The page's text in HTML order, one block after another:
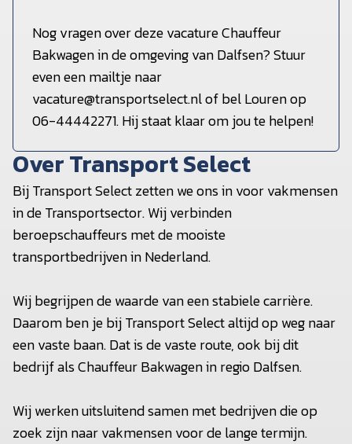
Nog vragen over deze vacature Chauffeur
Bakwagen in de omgeving van Dalfsen? Stuur
even een mailtje naar
vacature@transportselect.nl of bel Louren op
06-44442271. Hij staat klaar om jou te helpen!
Over Transport Select
Bij Transport Select zetten we ons in voor vakmensen
in de Transportsector. Wij verbinden
beroepschauffeurs met de mooiste
transportbedrijven in Nederland.
Wij begrijpen de waarde van een stabiele carrière.
Daarom ben je bij Transport Select altijd op weg naar
een vaste baan. Dat is de vaste route, ook bij dit
bedrijf als Chauffeur Bakwagen in regio Dalfsen.
Wij werken uitsluitend samen met bedrijven die op
zoek zijn naar vakmensen voor de lange termijn.